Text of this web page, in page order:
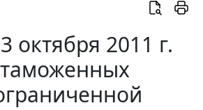
2011 г.